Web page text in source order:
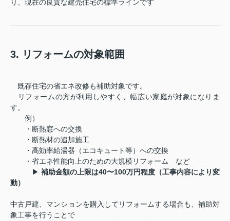
り、現在の良質な建売住宅の標準ラインです
3. リフォームの対象範囲
既存住宅の省エネ改修も補助対象です。
リフォームの方が利用しやすく、幅広い家庭が対象になりま
す。
例）
・断熱窓への交換
・断熱材の追加施工
・高効率給湯器（エコキュート等）への交換
・省エネ性能向上のための大規模リフォーム など
▶ 補助金額の上限は40〜100万円程度（工事内容により変
動）
中古戸建、マンションを購入してリフォームする場合も、補助対
象工事を行うことで